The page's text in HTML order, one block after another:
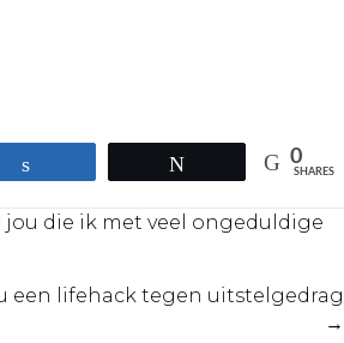
0
SHARES
jou die ik met veel ongeduldige
een lifehack tegen uitstelgedrag
→